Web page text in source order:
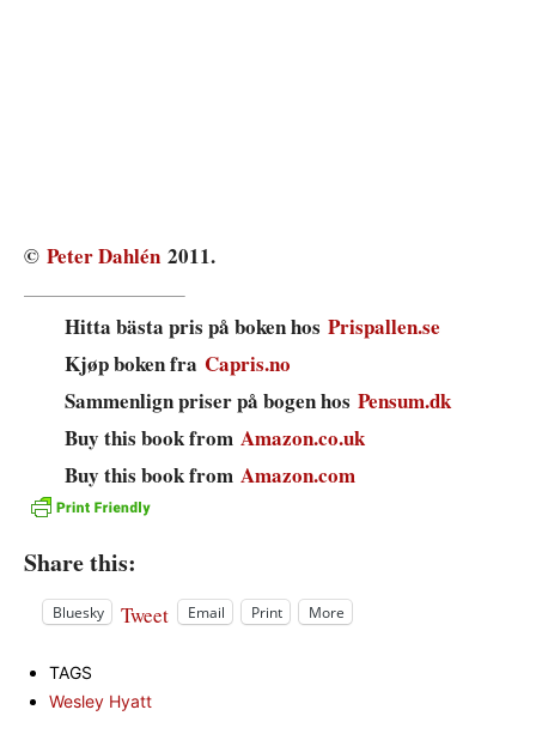
© Peter Dahlén 2011.
Hitta bästa pris på boken hos Prispallen.se
Kjøp boken fra Capris.no
Sammenlign priser på bogen hos Pensum.dk
Buy this book from Amazon.co.uk
Buy this book from Amazon.com
Share this:
Bluesky Tweet Email Print More
TAGS
Wesley Hyatt